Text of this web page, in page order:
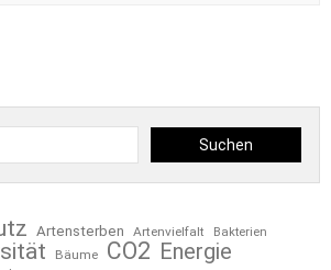
Suchen
Artensterben Artenvielfalt
Bakterien
Bäume CO2 Energie